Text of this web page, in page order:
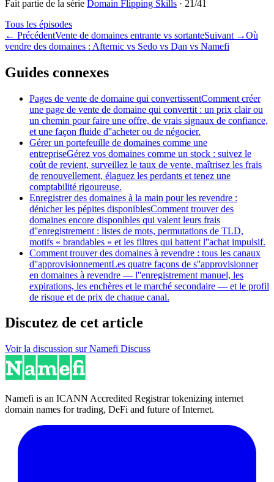
Fait partie de la série Domain Flipping Skills · 21 /41
Tous les épisodes
← PrécédentVente de domaines entrante vs sortanteSuivant →Où
vendre des domaines : Afternic vs Sedo vs Dan vs Namefi
Guides connexes
Pages de vente de domaine qui convertissentComment créer
une page de vente de domaine qui convertit : un prix clair ou
un chemin pour faire une offre, de vrais signaux de confiance,
et une façon fluide d''acheter ou de négocier.
Gérer un portefeuille de domaines comme une
entrepriseGérez vos domaines comme un stock : suivez le
coût de revient, surveillez le taux de vente, maîtrisez les frais
de renouvellement, élaguez les perdants et tenez une
comptabilité rigoureuse.
Enregistrer des domaines à la main pour les revendre :
dénicher les pépites disponiblesComment trouver des
domaines encore disponibles qui valent leurs frais
d''enregistrement : listes de mots, permutations de TLD,
motifs « brandables » et les filtres qui battent l''achat impulsif.
Comment trouver des domaines à revendre : tous les canaux
d''approvisionnementLes quatre façons de s''approvisionner
en domaines à revendre — l''enregistrement manuel, les
expirations, les enchères et le marché secondaire — et le profil
de risque et de prix de chaque canal.
Discutez de cet article
Voir la discussion sur Namefi Discuss
Namefi is an ICANN Accredited Registrar tokenizing internet
domain names for trading, DeFi and future of Internet.